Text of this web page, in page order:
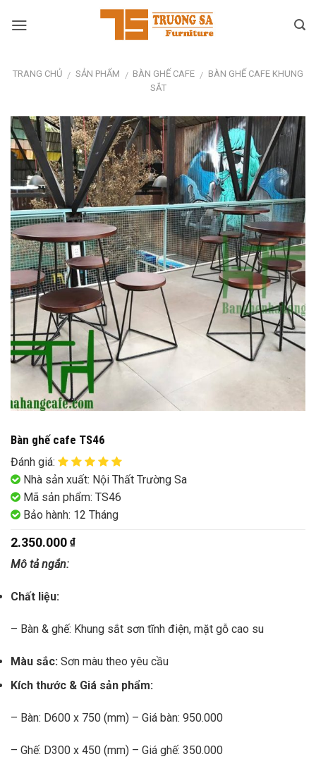
TRANG CHỦ / SẢN PHẨM / BÀN GHẾ CAFE / BÀN GHẾ CAFE KHUNG
SẮT
Bàn ghế cafe TS46
Đánh giá:
Nhà sản xuất: Nội Thất Trường Sa
Mã sản phẩm: TS46
Bảo hành: 12 Tháng
2.350.000 ₫
Mô tả ngắn:
Chất liệu:
– Bàn & ghế: Khung sắt sơn tĩnh điện, mặt gỗ cao su
Màu sắc: Sơn màu theo yêu cầu
Kích thước & Giá sản phẩm:
– Bàn: D600 x 750 (mm) – Giá bàn: 950.000
– Ghế: D300 x 450 (mm) – Giá ghế: 350.000